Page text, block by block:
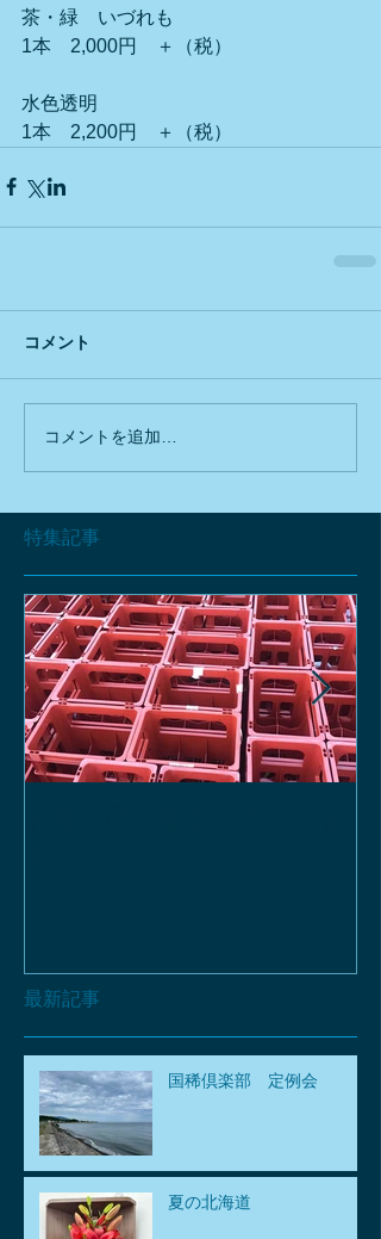
最新記事
特集記事
茶・緑　いづれも
1本　2,000円　＋（税）
水色透明
1本　2,200円　＋（税）
コメント
コメントを追加…
国稀倶楽部 定例会
夏の北海道